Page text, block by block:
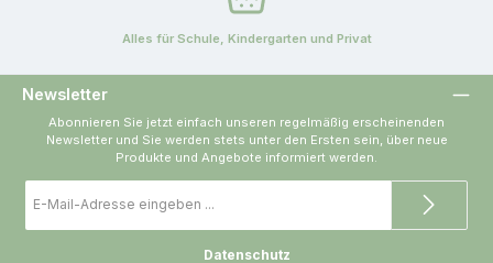
Alles für Schule, Kindergarten und Privat
Newsletter
Abonnieren Sie jetzt einfach unseren regelmäßig erscheinenden
Newsletter und Sie werden stets unter den Ersten sein, über neue
Produkte und Angebote informiert werden.
Mail-
Datenschutz